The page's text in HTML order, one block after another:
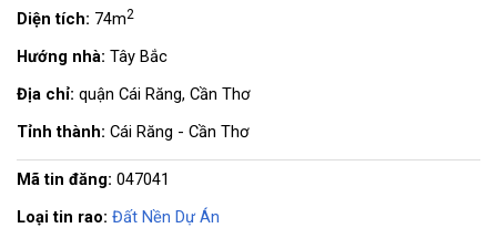
Diện tích: 74m2
Hướng nhà: Tây Bắc
Địa chỉ: quận Cái Răng, Cần Thơ
Tỉnh thành: Cái Răng - Cần Thơ
Mã tin đăng: 047041
Loại tin rao: Đất Nền Dự Án